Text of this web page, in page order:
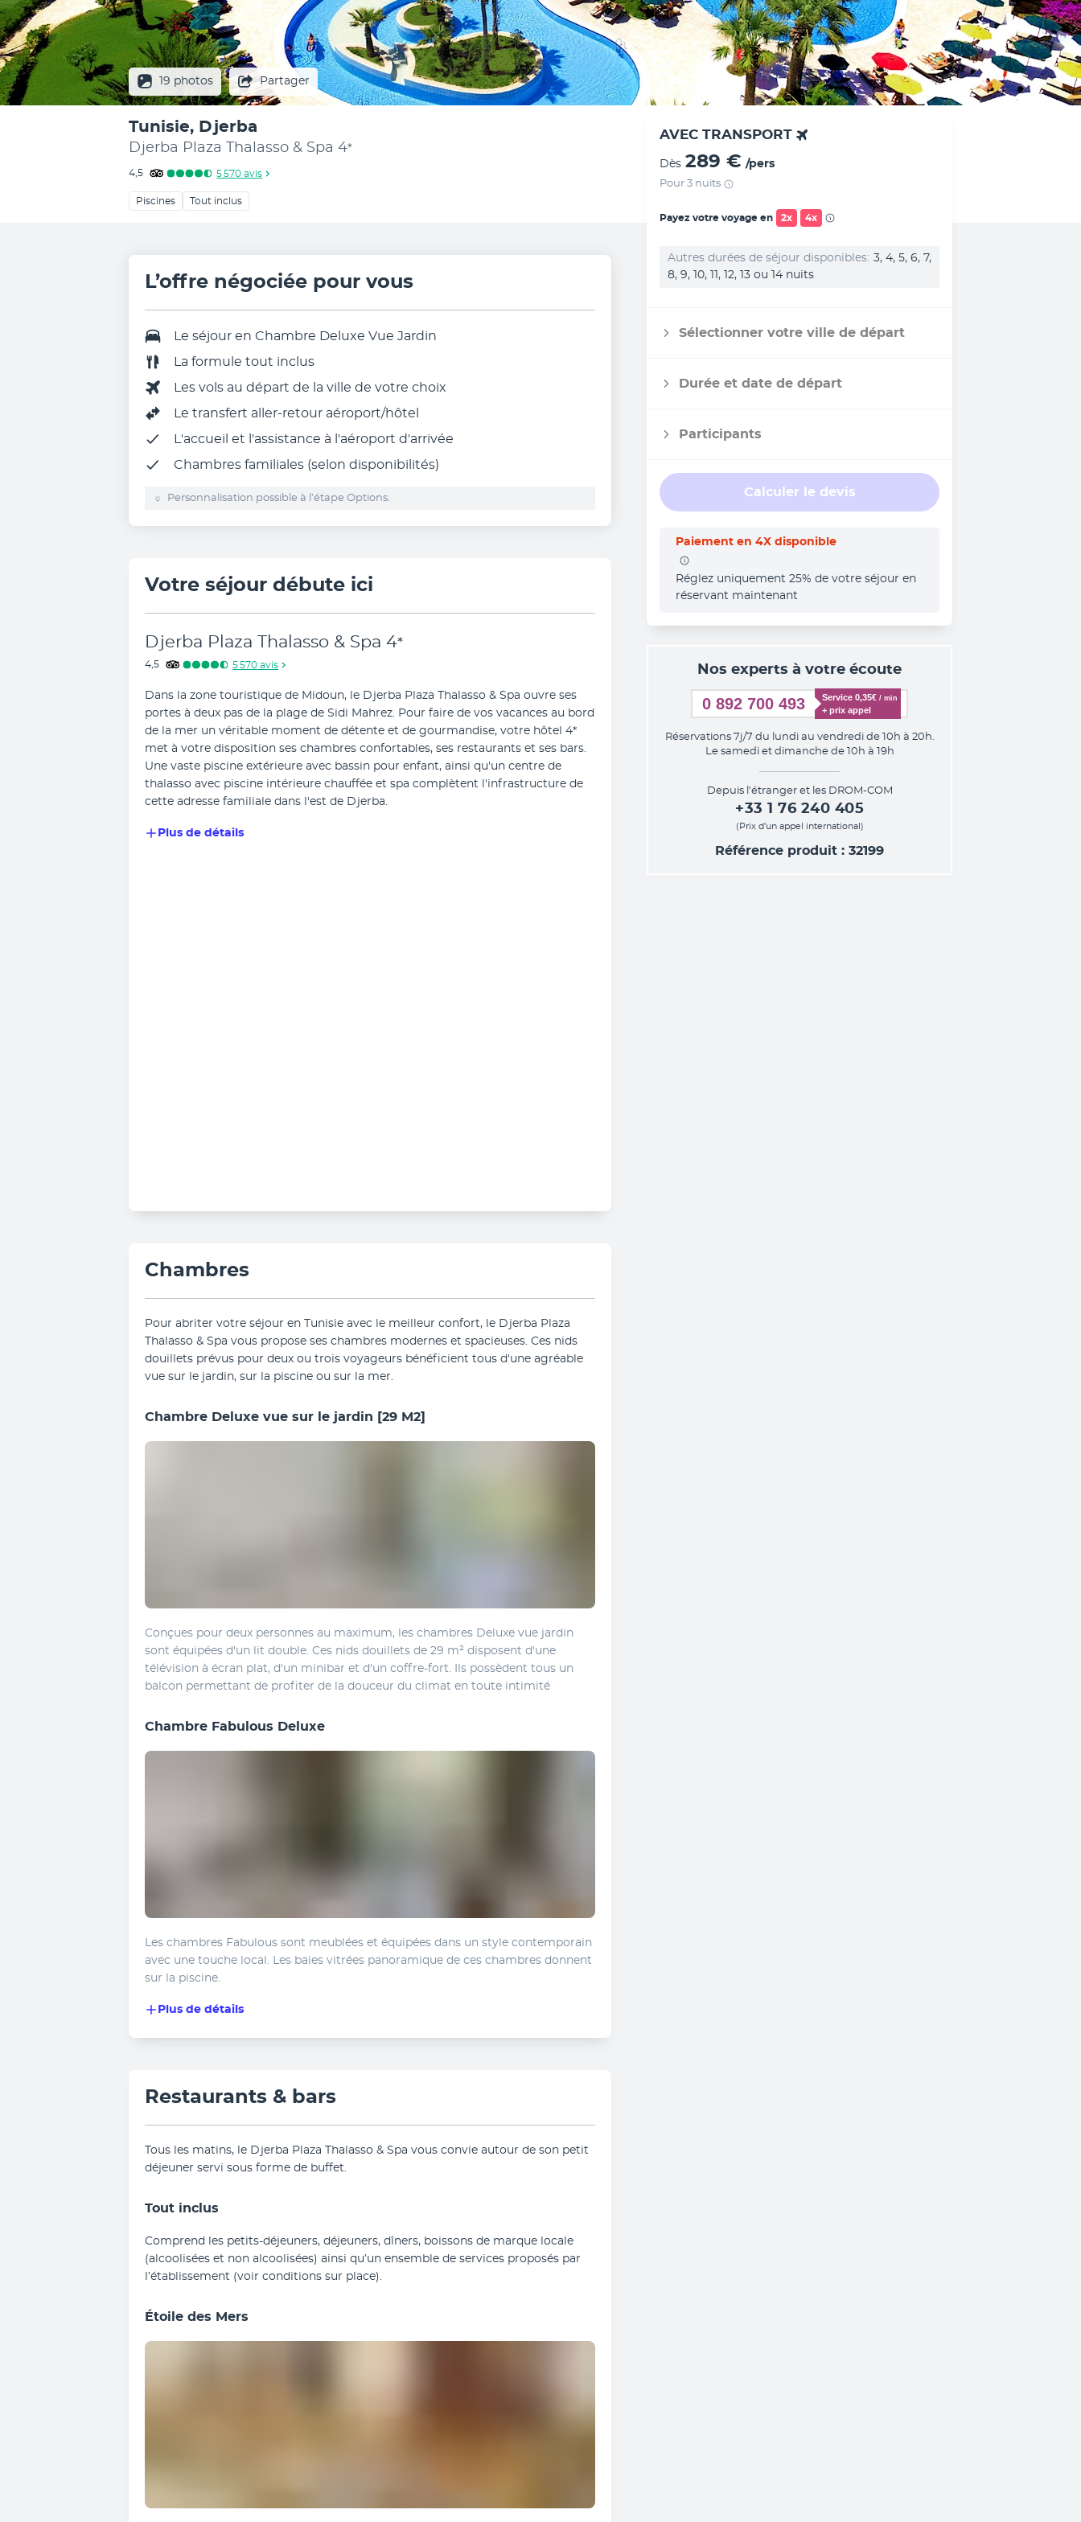
19 photos Partager
Tunisie, Djerba
Djerba Plaza Thalasso & Spa 4*
4,5 5 570 avis
Piscines Tout inclus
AVEC TRANSPORT
Dès 289 € /pers
Pour 3 nuits
Payez votre voyage en 2x 4x
Autres durées de séjour disponibles 3, 4, 5, 6, 7,
8, 9, 10, 11, 12, 13 ou 14 nuits
Sélectionner votre ville de départ
Durée et date de départ
Participants
Calculer le devis
Paiement en 4X disponible
Réglez uniquement 25% de votre séjour en
réservant maintenant
Nos experts à votre écoute
0 892 700 493 Service 0,35€ / min
+ prix appel
Réservations 7j/7 du lundi au vendredi de 10h à 20h.
Le samedi et dimanche de 10h à 19h
Depuis l’étranger et les DROM-COM
+33 1 76 240 405
(Prix d’un appel international)
Référence produit : 32199
L’offre négociée pour vous
Le séjour en Chambre Deluxe Vue Jardin
La formule tout inclus
Les vols au départ de la ville de votre choix
Le transfert aller-retour aéroport/hôtel
L'accueil et l'assistance à l'aéroport d'arrivée
Chambres familiales (selon disponibilités)
Personnalisation possible à l’étape Options.
Votre séjour débute ici
Djerba Plaza Thalasso & Spa 4*
4,5 5 570 avis
Dans la zone touristique de Midoun, le Djerba Plaza Thalasso & Spa ouvre ses
portes à deux pas de la plage de Sidi Mahrez. Pour faire de vos vacances au bord
de la mer un véritable moment de détente et de gourmandise, votre hôtel 4*
met à votre disposition ses chambres confortables, ses restaurants et ses bars.
Une vaste piscine extérieure avec bassin pour enfant, ainsi qu'un centre de
thalasso avec piscine intérieure chauffée et spa complètent l'infrastructure de
cette adresse familiale dans l'est de Djerba.
Plus de détails
Chambres
Pour abriter votre séjour en Tunisie avec le meilleur confort, le Djerba Plaza
Thalasso & Spa vous propose ses chambres modernes et spacieuses. Ces nids
douillets prévus pour deux ou trois voyageurs bénéficient tous d'une agréable
vue sur le jardin, sur la piscine ou sur la mer.
Chambre Deluxe vue sur le jardin [29 M2]
Conçues pour deux personnes au maximum, les chambres Deluxe vue jardin
sont équipées d'un lit double. Ces nids douillets de 29 m² disposent d'une
télévision à écran plat, d'un minibar et d'un coffre-fort. Ils possèdent tous un
balcon permettant de profiter de la douceur du climat en toute intimité
Chambre Fabulous Deluxe
Les chambres Fabulous sont meublées et équipées dans un style contemporain
avec une touche local. Les baies vitrées panoramique de ces chambres donnent
sur la piscine.
Plus de détails
Restaurants & bars
Tous les matins, le Djerba Plaza Thalasso & Spa vous convie autour de son petit
déjeuner servi sous forme de buffet.
Tout inclus
Comprend les petits-déjeuners, déjeuners, dîners, boissons de marque locale
(alcoolisées et non alcoolisées) ainsi qu’un ensemble de services proposés par
l’établissement (voir conditions sur place).
Étoile des Mers